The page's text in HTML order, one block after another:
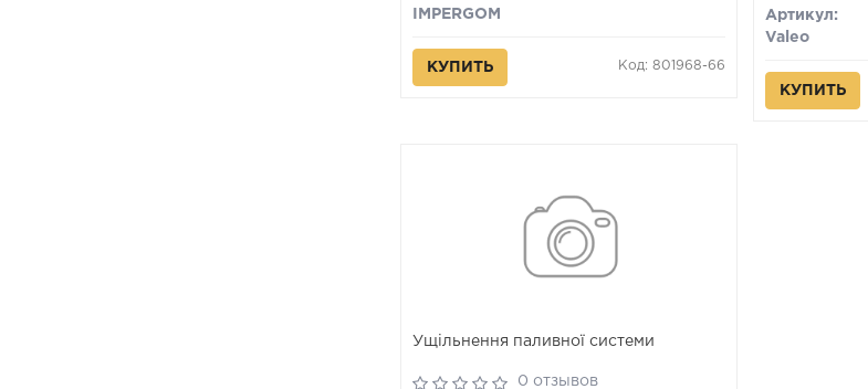
IMPERGOM
КУПИТЬ Код: 801968-66
Артикул:
Valeo
КУПИТЬ
Ущільнення паливної системи
0 отзывов